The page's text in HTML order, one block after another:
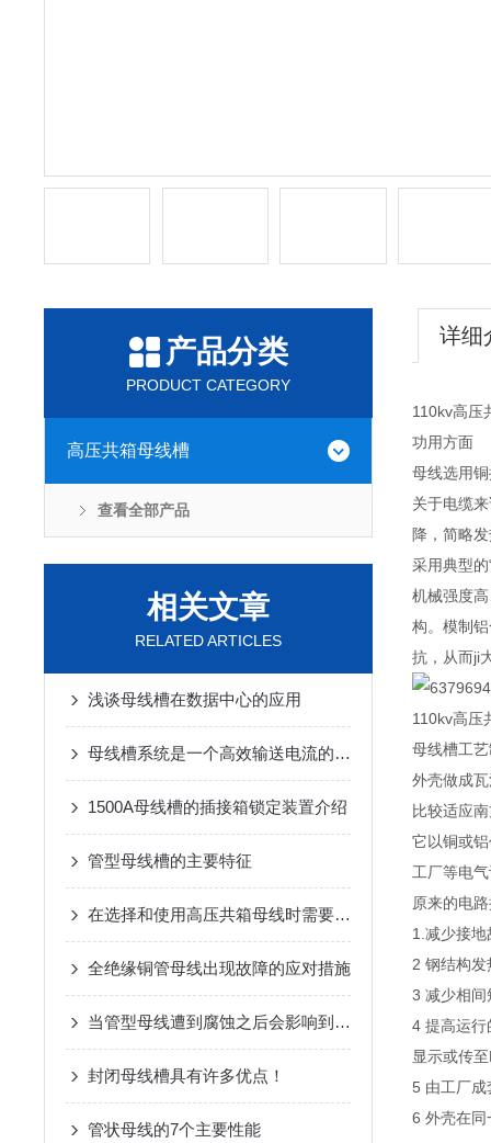
产品分类
PRODUCT CATEGORY
高压共箱母线槽
查看全部产品
相关文章
RELATED ARTICLES
浅谈母线槽在数据中心的应用
母线槽系统是一个高效输送电流的配电装置
1500A母线槽的插接箱锁定装置介绍
管型母线槽的主要特征
在选择和使用高压共箱母线时需要考虑以下因素
全绝缘铜管母线出现故障的应对措施
当管型母线遭到腐蚀之后会影响到我们的正常运用
封闭母线槽具有许多优点！
管状母线的7个主要性能
详细
110kv高压
功用方面
母线选用
关于电缆
降，简略
采用典型
机械强度
构。模制
抗，从而ji
110kv高压
母线槽工
外壳做成
比较适应
它以铜或
工厂等电
原来的电
1.减少接
2 钢结构
3 减少相间
4 提高运行
显示或传
5 由工厂成
6 外壳在同